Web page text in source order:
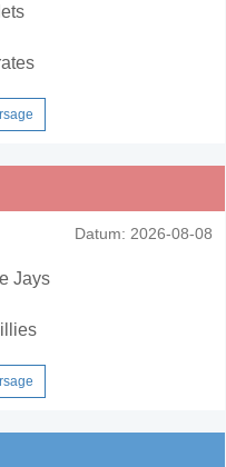
Datum: 2026-08-08
Jays